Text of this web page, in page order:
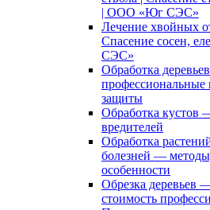
| ООО «Юг СЭС»
Лечение хвойных
Спасение сосен,
СЭС»
Обработка
защиты
Обработка кустов
вредителей
Обработка
болезней —
особенности
Обрезка деревьев
стоимость